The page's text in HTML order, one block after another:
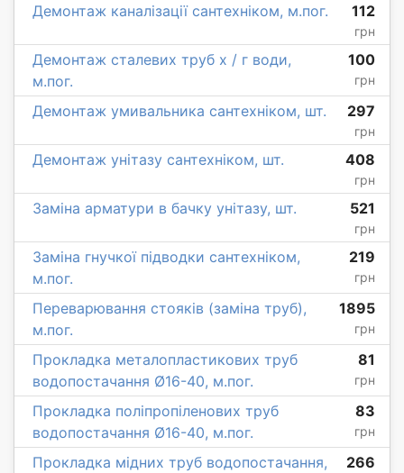
Демонтаж каналізації сантехніком, м.пог. 112
грн
Демонтаж сталевих труб х / г води,
м.пог.
100
грн
Демонтаж умивальника сантехніком, шт. 297
грн
Демонтаж унітазу сантехніком, шт. 408
грн
Заміна арматури в бачку унітазу, шт. 521
грн
Заміна гнучкої підводки сантехніком,
м.пог.
219
грн
Переварювання стояків (заміна труб),
м.пог.
1895
грн
Прокладка металопластикових труб
водопостачання Ø16-40, м.пог.
81
грн
Прокладка поліпропіленових труб
водопостачання Ø16-40, м.пог.
83
грн
Прокладка мідних труб водопостачання,
266